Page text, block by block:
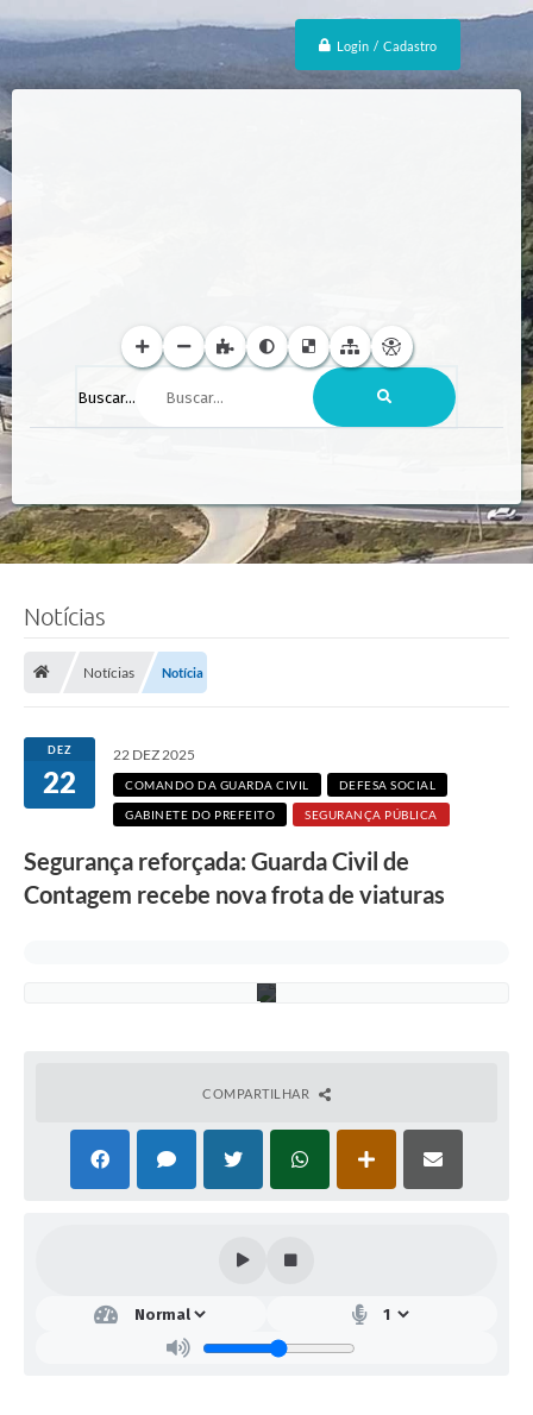
Login / Cadastro
Buscar...
Notícias
Notícias Notícia
DEZ
22
22 DEZ 2025
COMANDO DA GUARDA CIVIL DEFESA SOCIAL
GABINETE DO PREFEITO SEGURANÇA PÚBLICA
Segurança reforçada: Guarda Civil de
Contagem recebe nova frota de viaturas
i
o
R
m
s
COMPARTILHAR